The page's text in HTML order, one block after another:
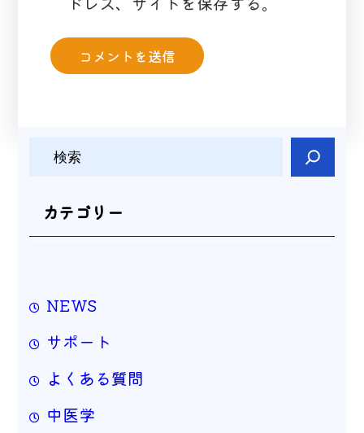
カテゴリー
NEWS
サポート
よくある質問
中医学